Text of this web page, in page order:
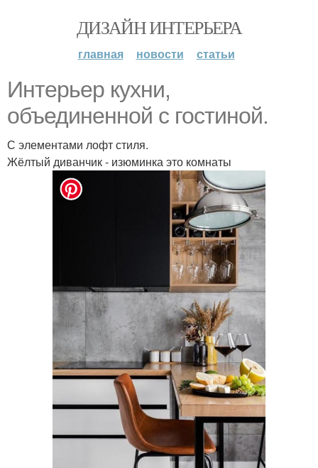
ДИЗАЙН ИНТЕРЬЕРА
главная новости статьи
Интерьер кухни,
объединенной с гостиной.
С элементами лофт стиля.
Жёлтый диванчик - изюминка это комнаты